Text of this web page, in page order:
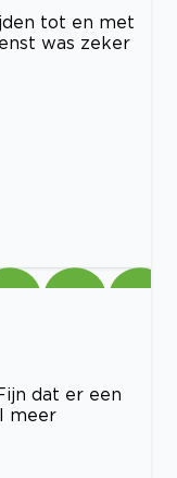
tot en met
was zeker
dat er een
meer